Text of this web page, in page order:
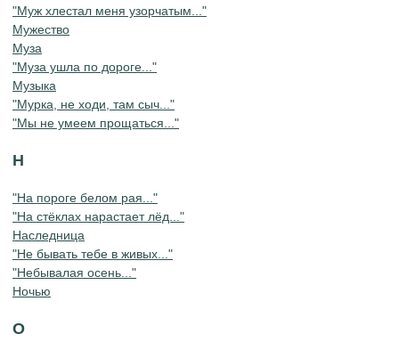
"Муж хлестал меня узорчатым..."
Мужество
Муза
"Муза ушла по дороге..."
Музыка
"Мурка, не ходи, там сыч..."
"Мы не умеем прощаться..."
Н
"На пороге белом рая..."
"На стёклах нарастает лёд..."
Наследница
"Не бывать тебе в живых..."
"Небывалая осень..."
Ночью
О